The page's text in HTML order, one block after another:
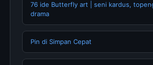
76 ide Butterfly art | seni kardus,
drama
Pin di Simpan Cepat